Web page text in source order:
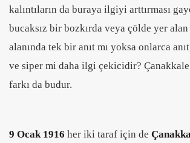
kalıntıların da buraya ilgiyi arttırması
bucaksız bir bozkırda veya çölde yer
alanında tek bir anıt mı yoksa onlarca
ve siper mi daha ilgi çekicidir?
farkı da budur.
9 Ocak 1916 her iki taraf için de